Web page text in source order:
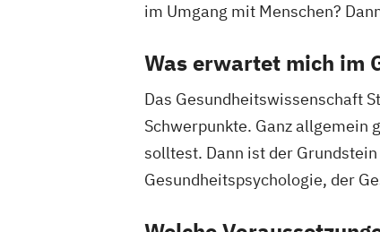
im Umgang mit Menschen?
Was erwartet mich im
Das Gesundheitswissenschaft
Schwerpunkte. Ganz allgemein
solltest. Dann ist der
Gesundheitspsychologie, der